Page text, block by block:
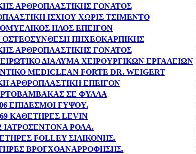
ΑΡΘΡΟΠΛΑΣΤΙΚΗΣ ΓΟΝΑΤΟΣ
ΙΣΧΙΟΥ ΧΩΡΙΣ ΤΣΙΜΕΝΤΟ
ΗΛΟΣ ΕΠΕΙΓΟΝ
ΟΣΤΕΟΣΥΝΘΕΣΗ ΠΗΧΕΟΚΑΡΠΙΚΗΣ
ΑΡΘΡΟΠΛΑΣΤΙΚΗΣ ΓΟΝΑΤΟΣ
ΔΙΑΛΥΜΑ ΧΕΙΡΟΥΡΓΙΚΩΝ ΕΡΓΑΛΕΙΩΝ
MEDICLEAN FORTE DR. WEIGERT
ΑΡΘΡΟΠΛΑΣΤΙΚΗ ΕΠΕΙΓΟΝ
ΣΕ ΦΥΛΛΑ
ΕΠΙΔΕΣΜΟΙ ΓΥΨΟΥ.
ΚΑΘΕΤΗΡΕΣ LEVIN
ΙΑΤΡΟΣΕΝΤΟΝΑ ΡΟΛΑ.
FOLLEY ΣΙΛΙΚΟΝΗΣ.
ΒΡΟΓΧΟΑΝΑΡΡΟΦΗΣΗΣ.